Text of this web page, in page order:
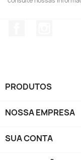
PRODUTOS
NOSSA EMPRESA
SUA CONTA